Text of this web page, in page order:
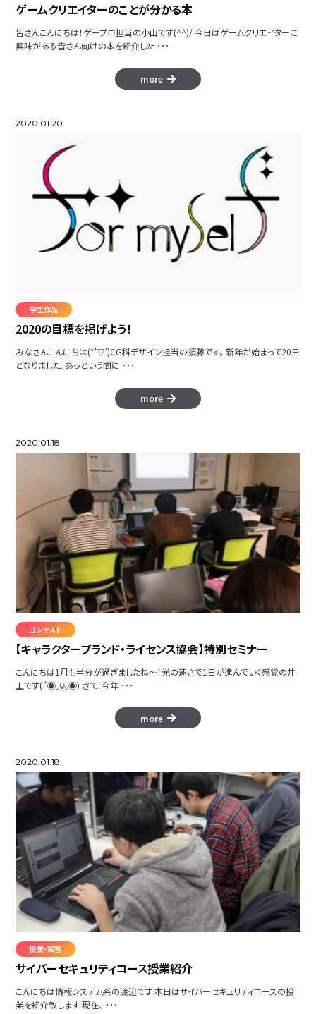
ゲームクリエイターのことが分かる本
皆さんこんにちは！ゲープロ担当の小山です(^^)/ 今日はゲームクリエイターに
興味がある皆さん向けの本を紹介した ･･･
more
2020.01.20
学生作品
2020の目標を掲げよう！
みなさんこんにちは(*'▽')CG科デザイン担当の須藤です。 新年が始まって20日
となりました。あっという間に ･･･
more
2020.01.18
コンテスト
【キャラクターブランド・ライセンス協会】特別セミナー
こんにちは1月も半分が過ぎましたね～！光の速さで1日が進んでいく感覚の井
上です(´◉◞౪◟◉) さて！今年 ･･･
more
2020.01.18
授業・実習
サイバーセキュリティコース授業紹介
こんにちは情報システム系の渡辺です 本日はサイバーセキュリティコースの授
業を紹介致します 現在、 ･･･